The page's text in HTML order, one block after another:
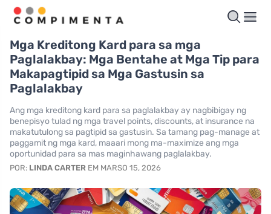
Mga Kreditong Kard para sa mga
Paglalakbay: Mga Bentahe at Mga Tip para
Makapagtipid sa Mga Gastusin sa
Paglalakbay
Ang mga kreditong kard para sa paglalakbay ay nagbibigay ng
benepisyo tulad ng mga travel points, discounts, at insurance na
makatutulong sa pagtipid sa gastusin. Sa tamang pag-manage at
paggamit ng mga kard, maaari mong ma-maximize ang mga
oportunidad para sa mas maginhawang paglalakbay.
POR: LINDA CARTER EM MARSO 15, 2026